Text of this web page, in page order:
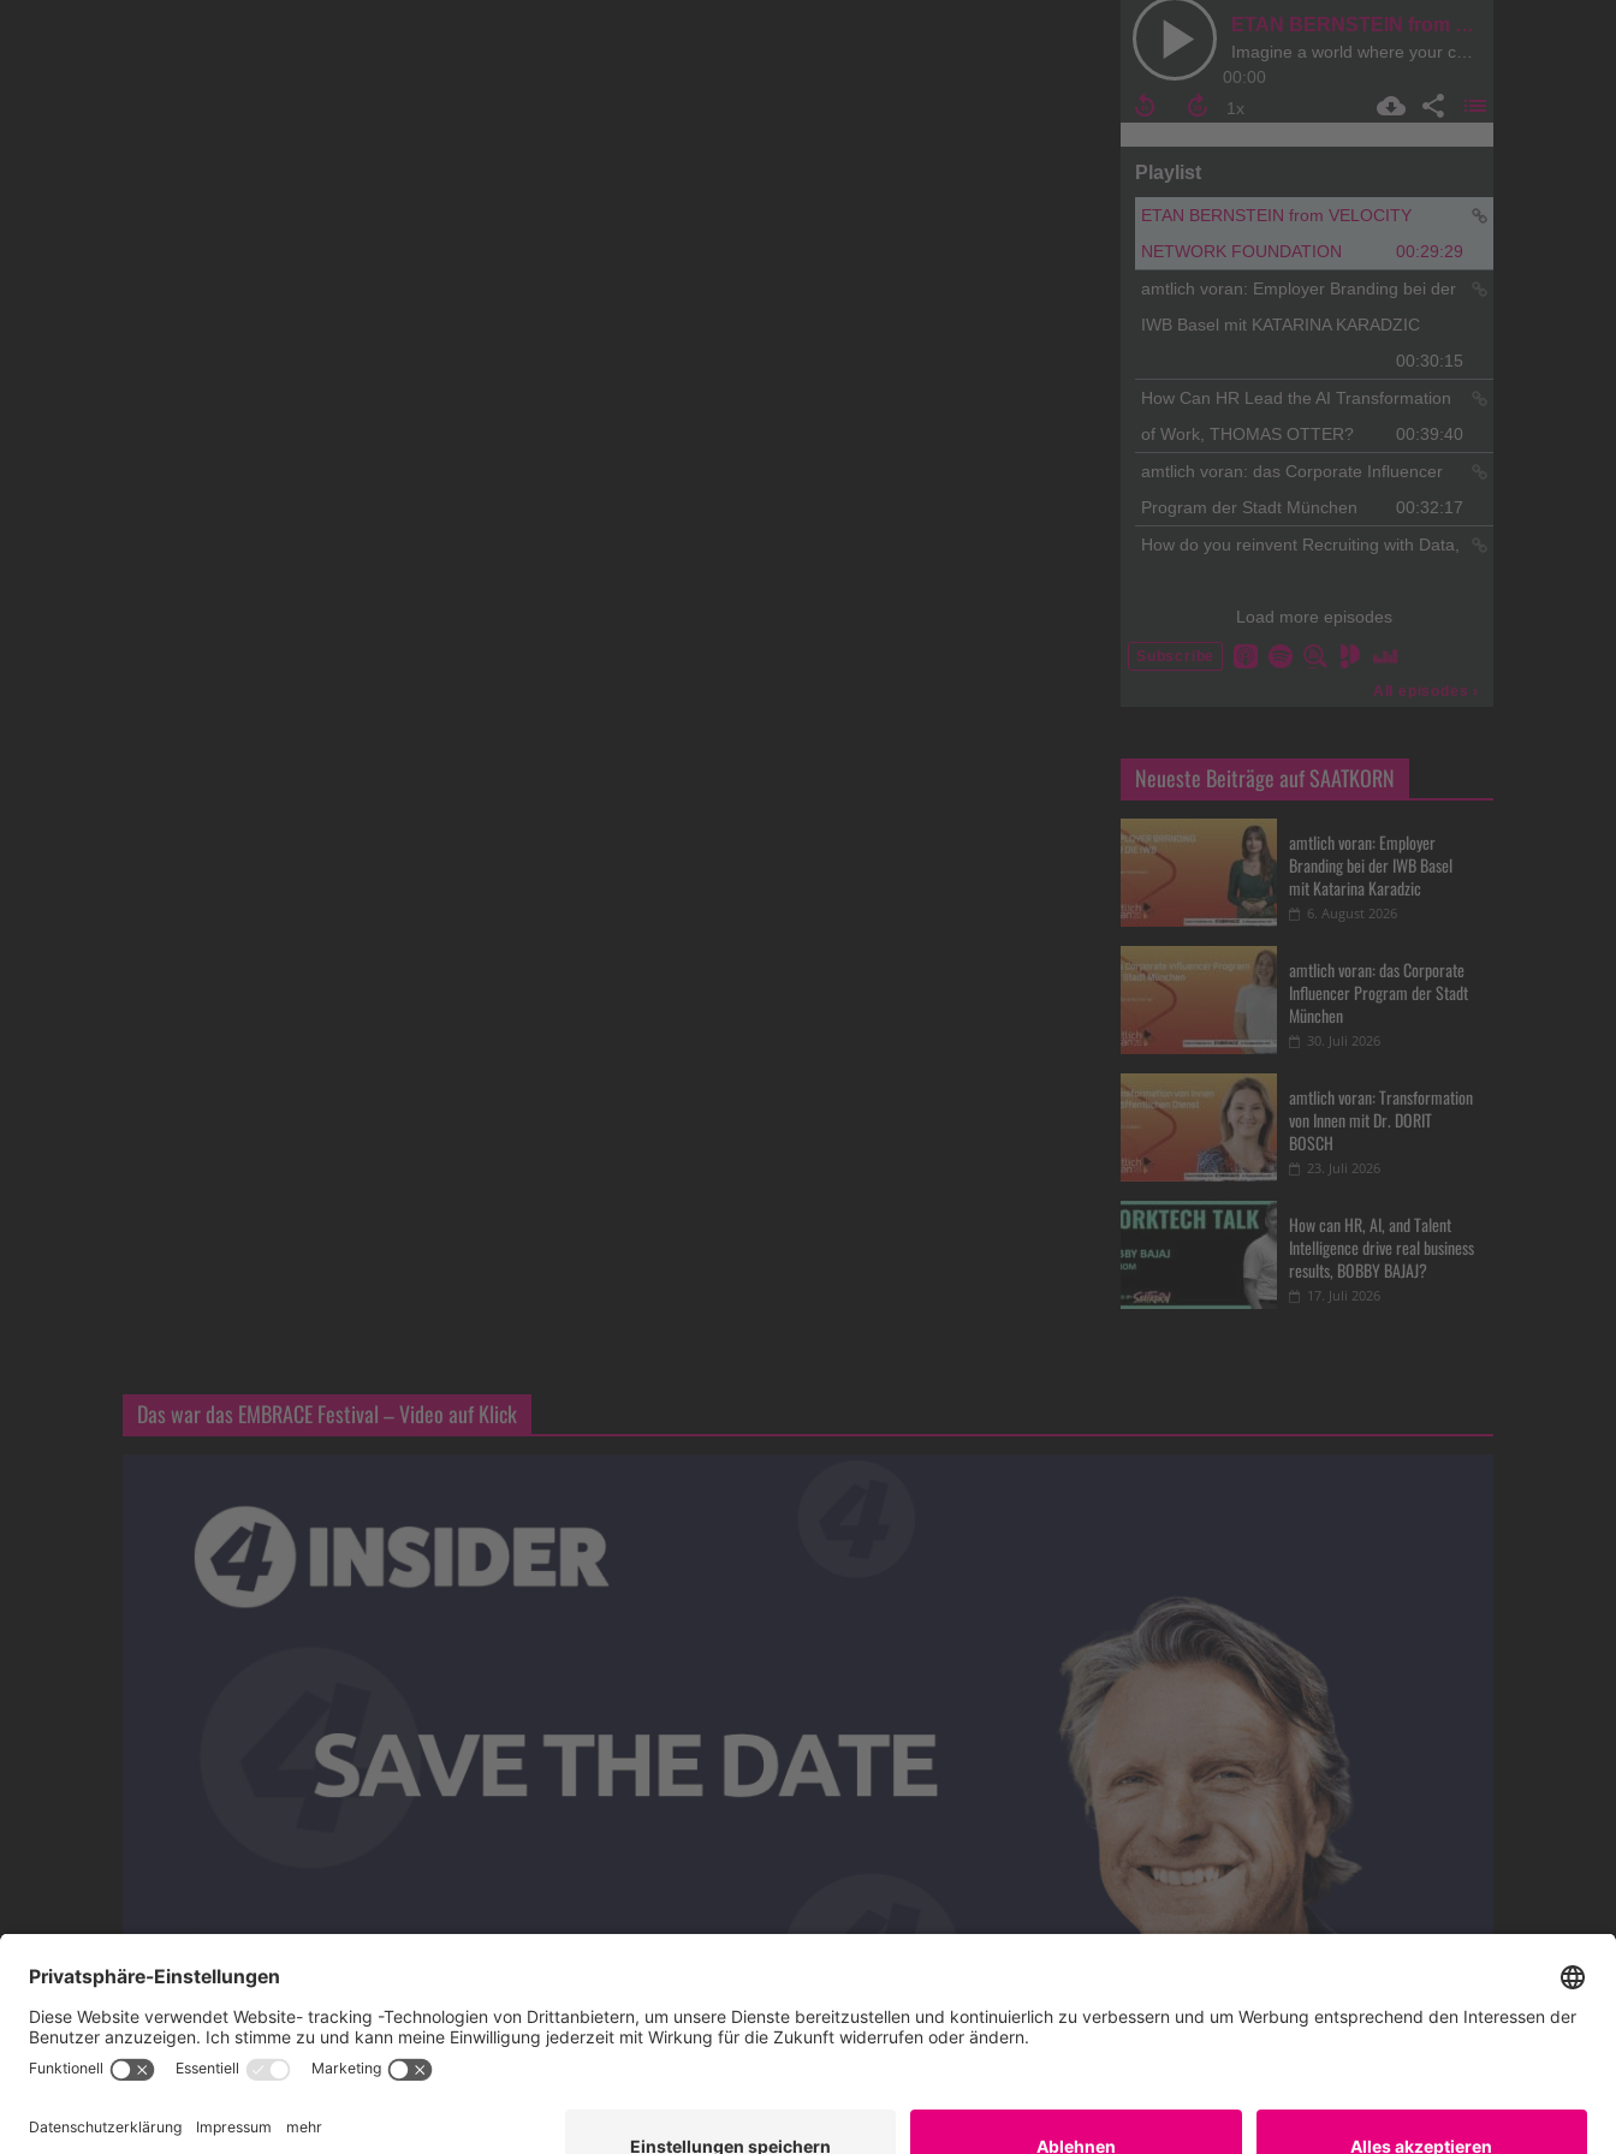
Neueste Beiträge auf SAATKORN
amtlich voran: Employer
Branding bei der IWB Basel
mit Katarina Karadzic
6. August 2026
amtlich voran: das Corporate
Influencer Program der Stadt
München
30. Juli 2026
amtlich voran: Transformation
von Innen mit Dr. DORIT
BOSCH
23. Juli 2026
How can HR, AI, and Talent
Intelligence drive real business
results, BOBBY BAJAJ?
17. Juli 2026
Das war das EMBRACE Festival – Video auf Klick